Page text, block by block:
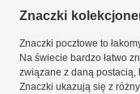
Znaczki
Znaczki pocztowe to
Na świecie bardzo łatwo
związane z daną postacią,
Znaczki ukazują się z